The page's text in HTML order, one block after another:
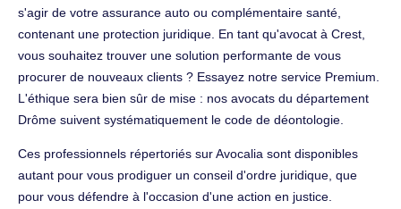
s'agir de votre assurance auto ou complémentaire santé,
contenant une protection juridique. En tant qu'avocat à Crest,
vous souhaitez trouver une solution performante de vous
procurer de nouveaux clients ? Essayez notre service Premium.
L'éthique sera bien sûr de mise : nos avocats du département
Drôme suivent systématiquement le code de déontologie.
Ces professionnels répertoriés sur Avocalia sont disponibles
autant pour vous prodiguer un conseil d'ordre juridique, que
pour vous défendre à l'occasion d'une action en justice.